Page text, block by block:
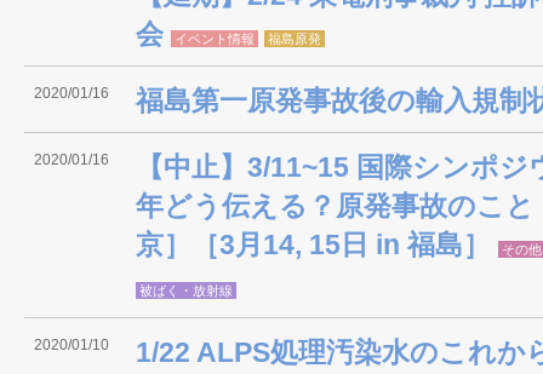
会
イベント情報 福島原発
2020/01/16 福島第一原発事故後の輸入規制
2020/01/16
【中止】3/11~15 国際シンポ
年どう伝える？原発事故のこ
京］［3月14, 15日 in 福島］
その他
被ばく・放射線
2020/01/10
1/22 ALPS処理汚染水のこれか